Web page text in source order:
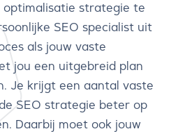
optimalisatie strategie te
SEO specialist uit
als jouw vaste
jou een uitgebreid plan
Je krijgt een aantal vaste
SEO strategie beter op
Daarbij moet ook jouw